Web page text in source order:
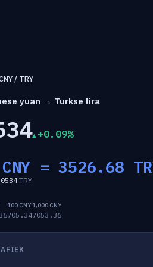
/ TRY
yuan → Turkse lira
+0.09%
=3526.68
TRY
100 CNY
705.34
1,000 CNY
7053.36